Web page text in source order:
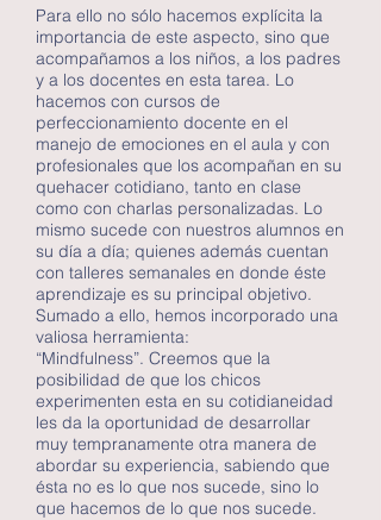
Para ello no sólo hacemos explícita la
importancia de este aspecto, sino que
acompañamos a los niños, a los padres
y a los docentes en esta tarea. Lo
hacemos con cursos de
perfeccionamiento docente en el
manejo de emociones en el aula y con
profesionales que los acompañan en su
quehacer cotidiano, tanto en clase
como con charlas personalizadas. Lo
mismo sucede con nuestros alumnos en
su día a día; quienes además cuentan
con talleres semanales en donde éste
aprendizaje es su principal objetivo.
Sumado a ello, hemos incorporado una
valiosa herramienta:
“Mindfulness”. Creemos que la
posibilidad de que los chicos
experimenten esta en su cotidianeidad
les da la oportunidad de desarrollar
muy tempranamente otra manera de
abordar su experiencia, sabiendo que
ésta no es lo que nos sucede, sino lo
que hacemos de lo que nos sucede.